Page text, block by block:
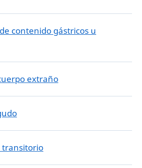
contenido gástricos u
extraño
transitorio